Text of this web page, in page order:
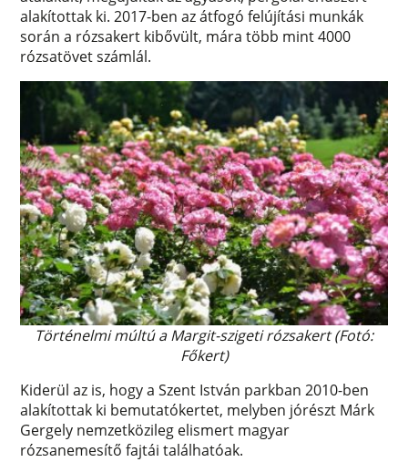
alakítottak ki. 2017-ben az átfogó felújítási munkák
során a rózsakert kibővült, mára több mint 4000
rózsatövet számlál.
Történelmi múltú a Margit-szigeti rózsakert (Fotó:
Főkert)
Kiderül az is, hogy a Szent István parkban 2010-ben
alakítottak ki bemutatókertet, melyben jórészt Márk
Gergely nemzetközileg elismert magyar
rózsanemesítő fajtái találhatóak.